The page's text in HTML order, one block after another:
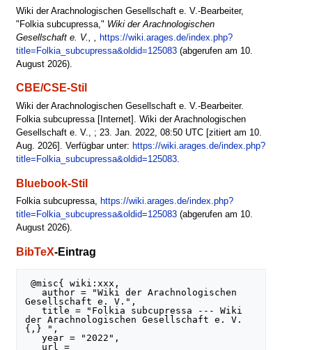
Wiki der Arachnologischen Gesellschaft e. V.-Bearbeiter,
"Folkia subcupressa," Wiki der Arachnologischen
Gesellschaft e. V., , https://wiki.arages.de/index.php?
title=Folkia_subcupressa&oldid=125083(abgerufen am 10.
August 2026).
CBE/CSE-Stil
Wiki der Arachnologischen Gesellschaft e. V.-Bearbeiter.
Folkia subcupressa [Internet]. Wiki der Arachnologischen
Gesellschaft e. V., ; 23. Jan. 2022, 08:50 UTC [zitiert am 10.
Aug. 2026]. Verfügbar unter: https://wiki.arages.de/index.php?
title=Folkia_subcupressa&oldid=125083.
Bluebook-Stil
Folkia subcupressa, https://wiki.arages.de/index.php?
title=Folkia_subcupressa&oldid=125083(abgerufen am 10.
August 2026).
BibTeX-Eintrag
@misc{ wiki:xxx,
Gesellschaft e. V.",
   title = "Folkia subcupressa --- Wiki
der Arachnologischen Gesellschaft e. V.
{,} ",
   year = "2022",